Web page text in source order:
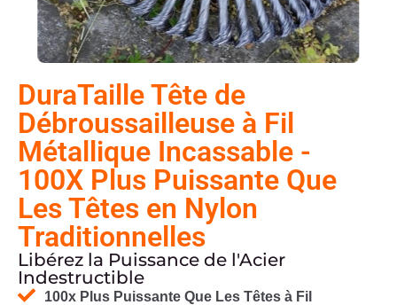
DuraTaille Tête de
Débroussailleuse à Fil
Métallique Incassable -
100X Plus Puissante Que
Les Têtes en Nylon
Traditionnelles
Libérez la Puissance de l'Acier
Indestructible
100x Plus Puissante Que Les Têtes à Fil